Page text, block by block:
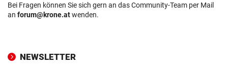
Bei Fragen können Sie sich gern an das Community-Team per Mail
an forum@krone.atwenden.
NEWSLETTER